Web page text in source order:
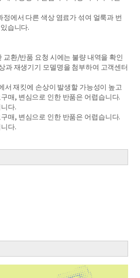
정에서 다른 색상 염료가 섞여 얼룩과 번
습니다.
교환/반품 요청 시에는 불량 내역을 확인
과 재생기기 모델명을 첨부하여 고객센터
서 재킷에 손상이 발생할 가능성이 높고
매, 변심으로 인한 반품은 어렵습니다.
다.
매, 변심으로 인한 반품은 어렵습니다.
다.